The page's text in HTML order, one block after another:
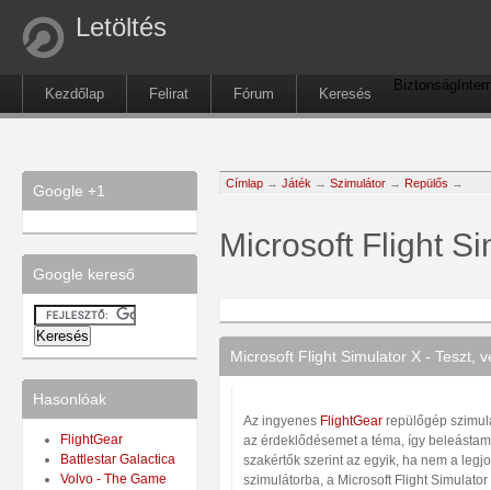
Letöltés
Kezdőlap Felirat Fórum Keresés
Biztonság
Google +1
Google kereső
Hasonlóak
FlightGear
Battlestar Galactica
Volvo - The Game
Címlap → Játék → Szimulátor → Repülős →
Microsoft Flight
Microsoft Flight Simulator X - Teszt,
Az ingyenes FlightGear repülőgép
az érdeklődésemet a téma, így
szakértők szerint az egyik, ha nem a
szimulátorba, a Microsoft Flight Simulator